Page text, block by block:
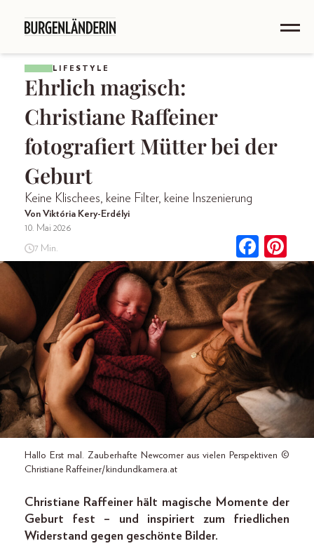
LIFESTYLE
Ehrlich magisch:
Christiane Raffeiner
fotografiert Mütter bei der
Geburt
Keine Klischees, keine Filter, keine Inszenierung
Von Viktória Kery-Erdélyi
10. Mai 2026
7 Min.
Hallo Erst mal. Zauberhafte Newcomer aus vielen Perspektiven ©
Christiane Raffeiner/kindundkamera.at
Christiane Raffeiner hält magische Momente der
Geburt fest – und inspiriert zum friedlichen
Widerstand gegen geschönte Bilder.